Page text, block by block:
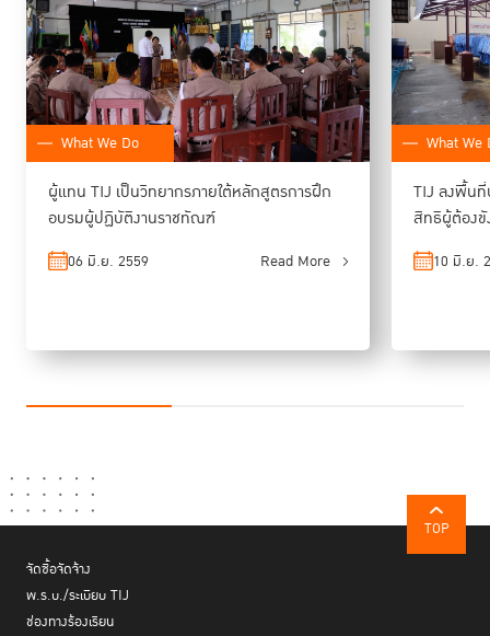
ข้อมูลเพิ่มเติม: โครงการเรือนจำต้นแบบตามข้อกำหนดกรุงเทพ
โครงการเรือนจำต้นแบบตามข้อกำหนดกรุงเทพ เริ่มดำเนินโครงการ ตั้งแต่
พ.ศ. 2558 โดยมีแบบประเมินการปฏิบัติของเรือนจำตามข้อกำหนดกรุงเทพ
ปรับให้เข้ากับบริบทของประเทศไทย ประกอบด้วย 10 หมวด ที่ประเมินการ
ปฏิบัติตามข้อกำหนดกรุงเทพตั้งแต่ระดับการกำหนดนโยบาย จนถึงการ
ปฏิบัติต่อผู้ต้องขังทั้งกระบวนการ โดยแบบประเมินนี้มีวัตถุประสงค์เพื่อใช้เป็น
เครื่องมือสำหรับประเมินการดำเนินงานและวิธีการปฏิบัติในเรือนจำ
การดำเนินงานโครงการเรือนจำต้นแบบตามข้อกำหนดกรุงเทพ เป็นไปตาม
ขึ้นว่าจะสามารถปรับปรุงเรือนจำภายใต้ข้อจำกัดที่มีได้อย่างไร โดย
เรือนจำจะมีเวลาประมาณ 3-4 เดือนในการปรับปรุงทางกายภาพ
และรวบรวมเตรียมเอกสารหลักฐาน เพื่อนำเสนอให้คณะกรรมการ
การตรวจประเมินจริงโดยคณะกรรมการ ซึ่งประกอบด้วยผู้
What We Do
ผู้แทน TIJ เป็นวิทยากรภายใต้หลักสูตรการฝึก
อบรมผู้ปฏิบัติงานราชทัณฑ์
06 มิ.ย. 2559 Read More
What We
TIJ ลงพื้นที่
สิทธิผู้ต้อง
10 มิ.ย.
TOP
จัดซื้อจัดจ้าง
พ.ร.บ./ระเบียบ TIJ
ช่องทางร้องเรียน